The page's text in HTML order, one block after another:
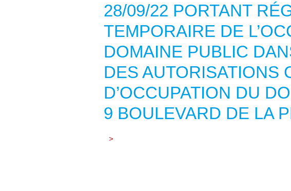
28/09/22 PORTANT
TEMPORAIRE DE
DOMAINE PUBLIC
DES AUTORISATIONS
D’OCCUPATION DU
9 BOULEVARD DE LA
>